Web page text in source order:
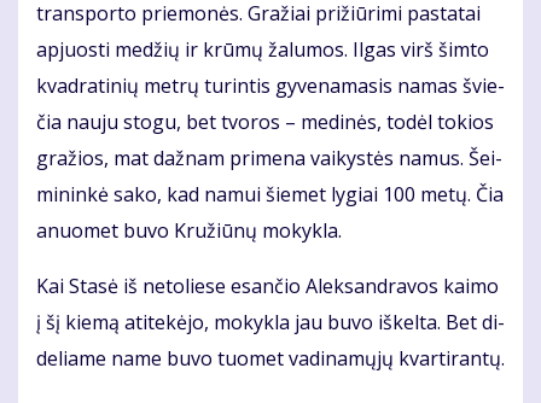
trans­por­to prie­mo­nės. Gra­žiai pri­žiū­ri­mi pa­sta­tai
ap­juos­ti me­džių ir krū­mų ža­lu­mos. Il­gas virš šim­to
kvad­ra­ti­nių met­rų tu­rin­tis gy­ve­na­ma­sis na­mas švie­
čia nau­ju sto­gu, bet tvo­ros – me­di­nės, to­dėl to­kios
gra­žios, mat daž­nam pri­me­na vai­kys­tės na­mus. Šei­
mi­nin­kė sa­ko, kad na­mui šie­met ly­giai 100 me­tų. Čia
anuo­met bu­vo Kru­žiū­nų mo­kyk­la.
Kai Sta­sė iš ne­to­lie­se esan­čio Alek­san­dra­vos kai­mo
į šį kie­mą ati­te­kė­jo, mo­kyk­la jau bu­vo iš­kel­ta. Bet di­
de­lia­me na­me bu­vo tuo­met va­di­na­mų­jų kvar­ti­ran­tų.